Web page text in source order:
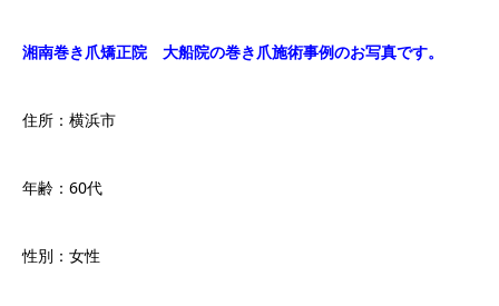
湘南巻き爪矯正院 大船院の巻き爪施術事例のお写真です。
住所：横浜市
年齢：60代
性別：女性